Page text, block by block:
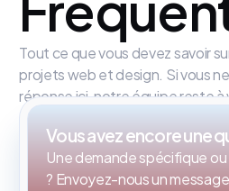
Tout ce que vous devez savoir
projets web et design. Si vous
réponse ici, notre équipe reste
Vous avez encore une
Une demande spécifique
? Envoyez-nous un